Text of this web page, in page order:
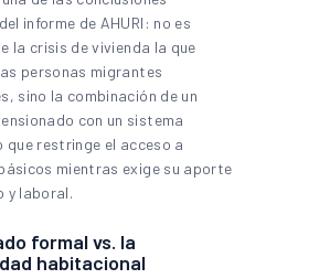
informe de AHURI: no es
la crisis de vivienda la que
personas migrantes
sino la combinación de un
con un sistema
restringe el acceso a
mientras exige su aporte
y laboral.
formal vs. la
habitacional